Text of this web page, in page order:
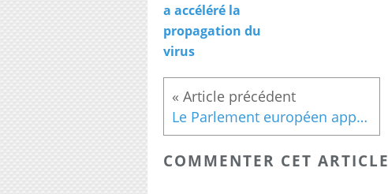
a accéléré la
propagation du
virus
Le Parlement européen approuve la réforme du droit d'auteur
COMMENTER CET ARTICLE